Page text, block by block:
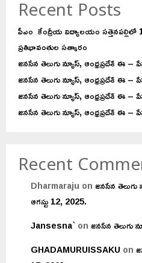
Recent Posts
పీఎం కేంద్రీయ విద్యాలయం
ప్రతిభావంతుల సత్కారం
జనసేన తెలుగు న్యూస్, ఆంధ్రప్రదేశ్ ఈ
జనసేన తెలుగు న్యూస్, ఆంధ్రప్రదేశ్ ఈ
జనసేన తెలుగు న్యూస్, ఆంధ్రప్రదేశ్ ఈ
జనసేన తెలుగు న్యూస్, ఆంధ్రప్రదేశ్ ఈ
Recent
Dharmaraju onజనసేన తెలుగు
ఆగస్టు 12, 2025.
Jansesna`onజనసేన తెలుగు
GHADAMURUISSAKU on